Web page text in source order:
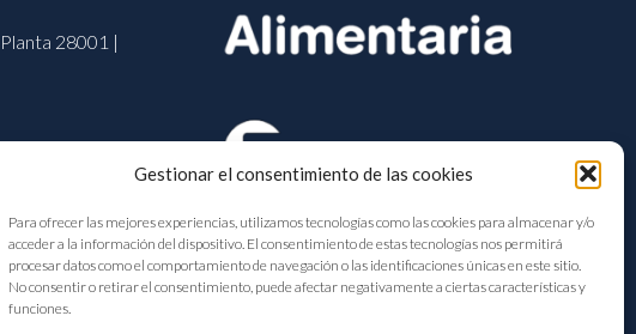
Gestionar el consentimiento de las cookies
Para ofrecer las mejores experiencias, utilizamos tecnologías como las cookies para almacenar y/o
acceder a la información del dispositivo. El consentimiento de estas tecnologías nos permitirá
procesar datos como el comportamiento de navegación o las identificaciones únicas en este sitio.
No consentir o retirar el consentimiento, puede afectar negativamente a ciertas características y
funciones.
28001 |